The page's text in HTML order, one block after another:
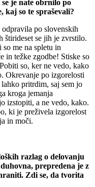
je nate obrnilo po
kaj so te spraševali?
po slovenskih
se jih je zvrstilo.
me na spletu in
in težke zgodbe! Stiske so
so, ker ne vedo, kako
Okrevanje po izgorelosti
pritrdim, saj sem jo
kroga jemanja
izstopiti, a ne vedo, kako.
ki je preživela izgorelost
in moči.
razlag o delovanju
prepredena je z
Zdi se, da tvorita